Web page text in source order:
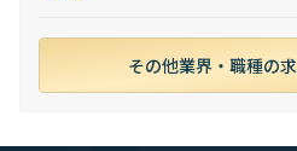
その他業界・職種の